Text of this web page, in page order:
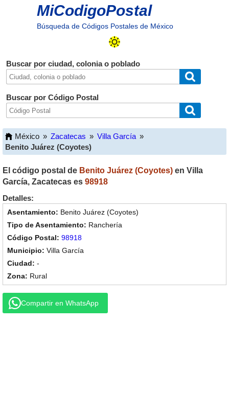
MiCodigoPostal
Búsqueda de Códigos Postales de México
Buscar por ciudad, colonia o poblado
Buscar por Código Postal
México » Zacatecas » Villa García »
Benito Juárez (Coyotes)
El código postal de Benito Juárez (Coyotes) en Villa
García, Zacatecas es 98918
Detalles:
Benito Juárez (Coyotes)
Ranchería
98918
Villa García
-
Rural
Compartir en WhatsApp